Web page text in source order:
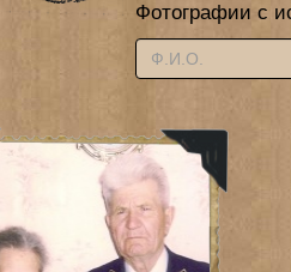
Фотографии с